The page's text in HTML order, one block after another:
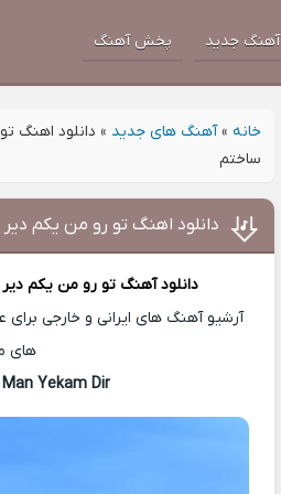
آهنگ جدید پخش آهنگ
خانه »آهنگ های جدید » دانلود اهنگ
ساختم
دانلود اهنگ تو رو من یکم
دانلود آهنگ تو رو من یکم
آرشیو آهنگ های ایرانی و خارجی
های
Download Music
Yekam Dir